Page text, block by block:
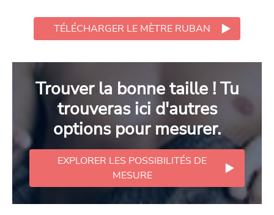
TÉLÉCHARGER LE MÈTRE RUBAN
Trouver la bonne taille ! Tu
trouveras ici d'autres
options pour mesurer.
EXPLORER LES POSSIBILITÉS DE
MESURE